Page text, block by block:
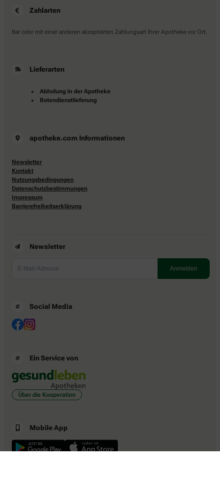
Zahlarten
Bar oder mit einer anderen akzeptierten Zahlungsart Ihrer Apotheke vor Ort.
Lieferarten
Abholung in der Apotheke
Botendienstlieferung
apotheke.com Informationen
Newsletter
Kontakt
Nutzungsbedingungen
Datenschutzbestimmungen
Impressum
Barrierefreiheitserklärung
Newsletter
Social Media
Ein Service von
Über die Kooperation
Mobile App